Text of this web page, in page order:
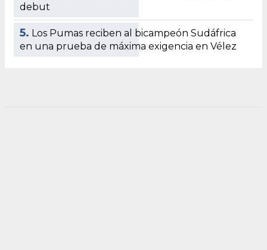
debut
5. Los Pumas reciben al bicampeón Sudáfrica
en una prueba de máxima exigencia en Vélez